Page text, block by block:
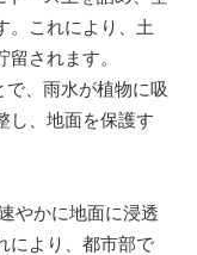
。これにより、土
されます。
、雨水が植物に吸
し、地面を保護す
やかに地面に浸透
により、都市部で